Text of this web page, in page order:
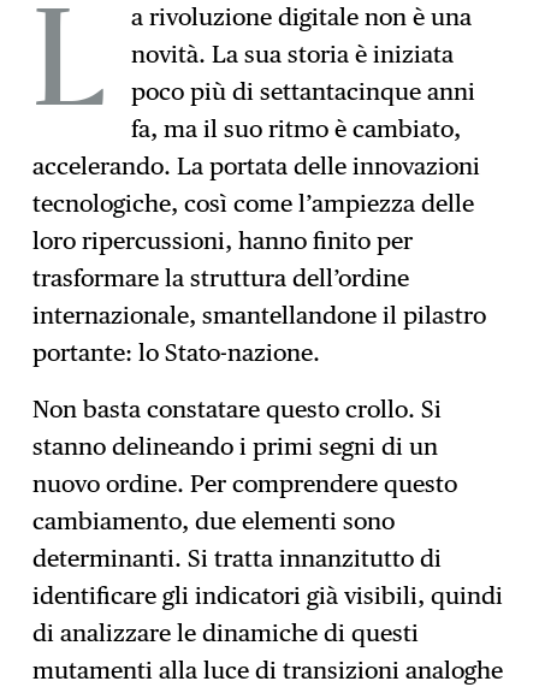
L
a rivoluzione digitale non è una
novità. La sua storia è iniziata
poco più di settantacinque anni
fa, ma il suo ritmo è cambiato,
accelerando. La portata delle innovazioni
tecnologiche, così come l’ampiezza delle
loro ripercussioni, hanno finito per
trasformare la struttura dell’ordine
internazionale, smantellandone il pilastro
portante: lo Stato-nazione.
Non basta constatare questo crollo. Si
stanno delineando i primi segni di un
nuovo ordine. Per comprendere questo
cambiamento, due elementi sono
determinanti. Si tratta innanzitutto di
identificare gli indicatori già visibili, quindi
di analizzare le dinamiche di questi
mutamenti alla luce di transizioni analoghe